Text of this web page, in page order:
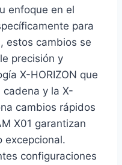
enfoque en el
para
estos cambios se
precisión y
X-HORIZON que
y la X-
cambios rápidos
X01 garantizan
excepcional.
configuraciones